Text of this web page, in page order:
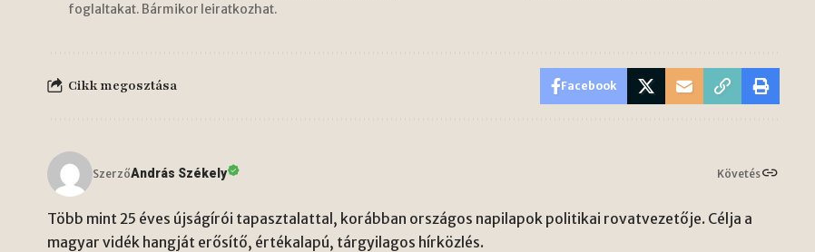
foglaltakat. Bármikor leiratkozhat.
Cikk megosztása Facebook
SzerzőAndrás Székely Követés
Több mint 25 éves újságírói tapasztalattal, korábban országos napilapok politikai rovatvezetője. Célja a
magyar vidék hangját erősítő, értékalapú, tárgyilagos hírközlés.